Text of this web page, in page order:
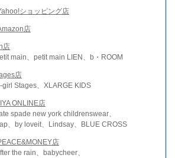
ショッピング店
店
店
main、petit main LIEN、b・ROOM
店
Stages、XLARGE KIDS
ONLINE店
spade new york childrenswear、
、by loveit、Lindsay、BLUE CROSS
店
the rain、babycheer、